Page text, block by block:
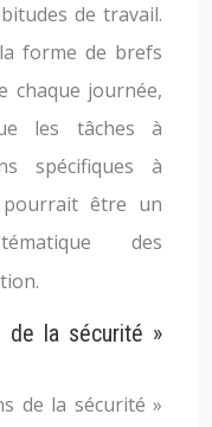
de travail.
forme de brefs
chaque journée,
les tâches à
spécifiques à
être un
des
de la sécurité »
de la sécurité »